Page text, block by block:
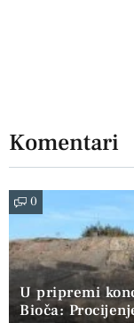
Komentari
0
U pripremi
Bioča: